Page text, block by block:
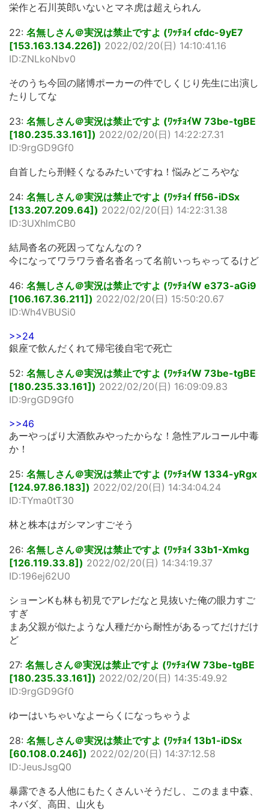
栄作と石川英郎いないとマネ虎は超えられん
22: 名無しさん＠実況は禁止ですよ (ﾜｯﾁｮｲ cfdc-9yE7
[153.163.134.226]) 2022/02/20(日) 14:10:41.16
ID:ZNLkoNbv0
そのうち今回の賭博ポーカーの件でしくじり先生に出演し
たりしてな
23: 名無しさん＠実況は禁止ですよ (ﾜｯﾁｮｲW 73be-tgBE
[180.235.33.161]) 2022/02/20(日) 14:22:27.31
ID:9rgGD9Gf0
自首したら刑軽くなるみたいですね！悩みどころやな
24: 名無しさん＠実況は禁止ですよ (ﾜｯﾁｮｲ ff56-iDSx
[133.207.209.64]) 2022/02/20(日) 14:22:31.38
ID:3UXhlmCB0
結局沓名の死因ってなんなの？
今になってワラワラ沓名沓名って名前いっちゃってるけど
46: 名無しさん＠実況は禁止ですよ (ﾜｯﾁｮｲW e373-aGi9
[106.167.36.211]) 2022/02/20(日) 15:50:20.67
ID:Wh4VBUSi0
>>24
銀座で飲んだくれて帰宅後自宅で死亡
52: 名無しさん＠実況は禁止ですよ (ﾜｯﾁｮｲW 73be-tgBE
[180.235.33.161]) 2022/02/20(日) 16:09:09.83
ID:9rgGD9Gf0
>>46
あーやっぱり大酒飲みやったからな！急性アルコール中毒
か！
25: 名無しさん＠実況は禁止ですよ (ﾜｯﾁｮｲW 1334-yRgx
[124.97.86.183]) 2022/02/20(日) 14:34:04.24
ID:TYma0tT30
林と株本はガシマンすごそう
26: 名無しさん＠実況は禁止ですよ (ﾜｯﾁｮｲ 33b1-Xmkg
[126.119.33.8]) 2022/02/20(日) 14:34:19.37
ID:196ej62U0
ショーンKも林も初見でアレだなと見抜いた俺の眼力すご
すぎ
まあ父親が似たような人種だから耐性があるってだけだけ
ど
27: 名無しさん＠実況は禁止ですよ (ﾜｯﾁｮｲW 73be-tgBE
[180.235.33.161]) 2022/02/20(日) 14:35:49.92
ID:9rgGD9Gf0
ゆーはいちゃいなよーらくになっちゃうよ
28: 名無しさん＠実況は禁止ですよ (ﾜｯﾁｮｲ 13b1-iDSx
[60.108.0.246]) 2022/02/20(日) 14:37:12.58
ID:JeusJsgQ0
暴露できる人他にもたくさんいそうだし、このまま中森、
ネバダ、高田、山火も